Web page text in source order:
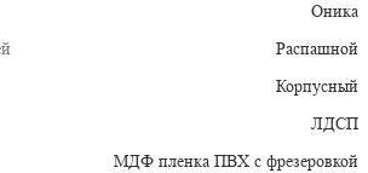
Оника
Распашной
Корпусный
ЛДСП
МДФ пленка ПВХ с фрезеровкой